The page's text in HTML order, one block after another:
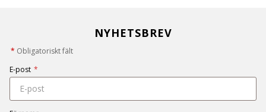
NYHETSBREV
* Obligatoriskt fält
E-post *